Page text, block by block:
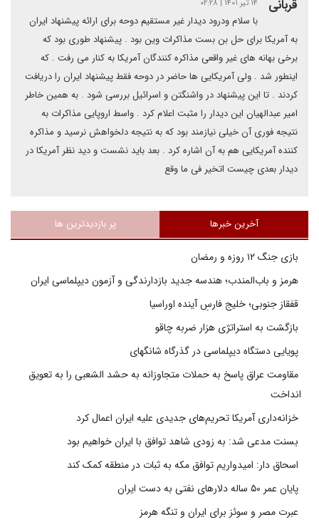
قربانی ۱۴ تیر ۱۴۰۱ | ۰۲:۲۸
با سلام ودرود دیدار غیر مستقیم دوحه برای ارائه پیشنهاد ایران
به آمریکا برای حل بن بست مذاکرات وین بود . پیشنهاد طوری بود که
برخی بهانه های غیر واقعی مذاکره کنندگان آمریکا به کنار می رفت . که
اینطور شد . ولی آمریکایی ها حاضر در دوحه فقط پیشنهاد ایران را دریافت
کردند . تا این پیشنهاد در واشنگتن و اسرائیل بررسی شود . به همین خاطر
امیر عبدالهیان این دیدار را مثبت اعلام کرد . واسط اروپایی مذاکرات به
نتیجه فوری آن خیلی نیازمند بود که به نتیجه دلخواهش نرسید و مذاکره
کننده آمریکایی هم به آن اشاره کرد . بعد باید نشست و دید نظر آمریکا در
دیدار بعدی چیست اتخیر فی ما وقع
آخرین خبرها پر بازدیدترین ها
بازی جنگ ۱۲ روزه و رمضان
هرمز و باب‌المندب؛ هندسه جدید بازدارندگی و آزمون دیپلماسی ایران
قفقاز جنوبی؛ خلیج فارسِ آینده اوراسیا
بازگشت به استراتژی هزار ضربه چاقو
پویایی دستگاه دیپلماسی در گذرگاه شانگهای
مقاومت عراق پاسخ به حملات متجاوزانه به حشد الشعبی را به تعویق
انداخت
خزانه‌داری آمریکا تحریم‌های جدیدی علیه ایران اعمال کرد
بسنت مدعی شد: به زودی شاهد توافق با ایران خواهیم بود
اسحاق دار: امیدواریم توافق مکه به ثبات در منطقه کمک کند
پایان عمر ۵۰ ساله دلارهای نفتی به دست ایران
عبرت مصر و سوئز برای ایران و تنگه هرمز